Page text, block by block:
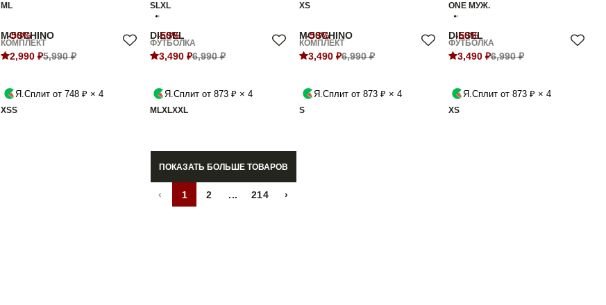
M L SLXL XS ONE МУЖ.
-50%
MOSCHINO
КОМПЛЕКТ
2,990 ₽5,990 ₽
Я.Сплит от 748 ₽ × 4
XSS
-50%
DIESEL
ФУТБОЛКА
3,490 ₽6,990 ₽
Я.Сплит от 873 ₽ × 4
M LXLXXL
-50%
MOSCHINO
КОМПЛЕКТ
3,490 ₽6,990 ₽
Я.Сплит от 873 ₽ × 4
S
-50%
DIESEL
ФУТБОЛКА
3,490 ₽6,990 ₽
Я.Сплит от 873 ₽ × 4
XS
ПОКАЗАТЬ БОЛЬШЕ ТОВАРОВ
‹ 1 2 ... 214 ›